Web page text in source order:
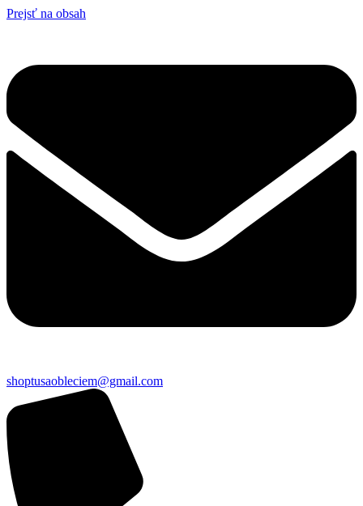
Prejsť na obsah
shoptusaobleciem@gmail.com